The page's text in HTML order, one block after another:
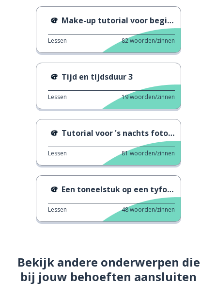
Make-up tutorial voor beginners
Lessen 82woorden/zinnen
Tijd en tijdsduur 3
Lessen 19woorden/zinnen
Tutorial voor 's nachts foto's maken
Lessen 81woorden/zinnen
Een toneelstuk op een tyfoondag
Lessen 48woorden/zinnen
Bekijk andere onderwerpen die
bij jouw behoeften aansluiten